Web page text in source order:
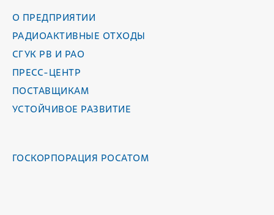
О ПРЕДПРИЯТИИ
РАДИОАКТИВНЫЕ ОТХОДЫ
СГУК РВ И РАО
ПРЕСС-ЦЕНТР
ПОСТАВЩИКАМ
УСТОЙЧИВОЕ РАЗВИТИЕ
ГОСКОРПОРАЦИЯ РОСАТОМ